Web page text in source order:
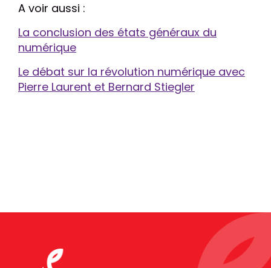
A voir aussi :
La conclusion des états généraux du
numérique
Le débat sur la révolution numérique avec
Pierre Laurent et Bernard Stiegler